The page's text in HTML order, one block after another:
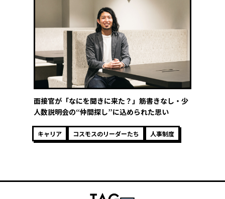
面接官が「なにを聞きに来た？」筋書きなし・少
人数説明会の“仲間探し”に込められた思い
キャリア コスモスのリーダーたち 人事制度